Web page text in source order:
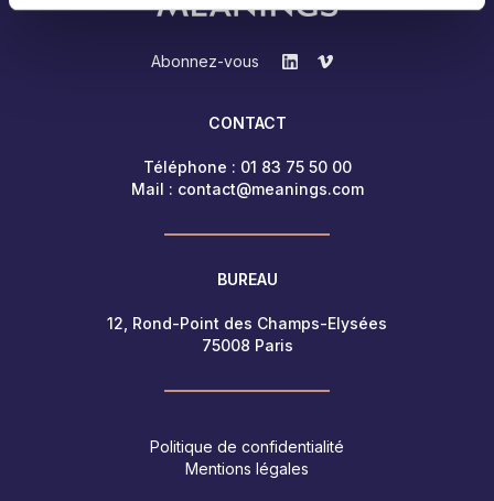
Abonnez-vous
CONTACT
Téléphone : 01 83 75 50 00
Mail : contact@meanings.com
BUREAU
12, Rond-Point des Champs-Elysées
75008 Paris
Politique de confidentialité
Mentions légales